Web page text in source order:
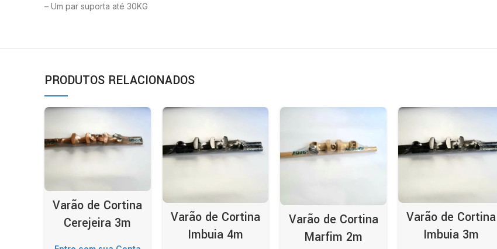
– Um par suporta até 30KG
PRODUTOS RELACIONADOS
Varão de Cortina
Cerejeira 3m
Varão de Cortina
Imbuia 4m
Varão de Cortina
Marfim 2m
Varão de Cortina
Imbuia 3m